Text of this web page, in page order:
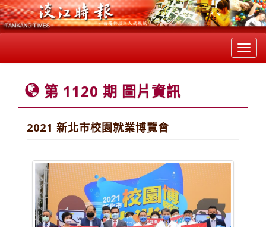
第 1120 期 圖片資訊
2021 新北市校園就業博覽會